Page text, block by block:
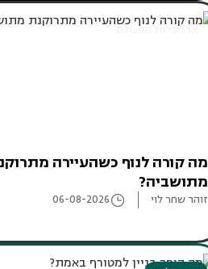
אדריכלות מהעולם
מה קורה לנוף כשהעיירה
מתושביה?
זוהר שחר לוי 06-08-2026